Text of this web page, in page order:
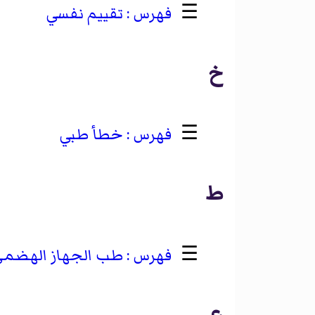
☰
تقييم نفسي
خ
☰ خطأ طبي
ط
☰ طب الجهاز